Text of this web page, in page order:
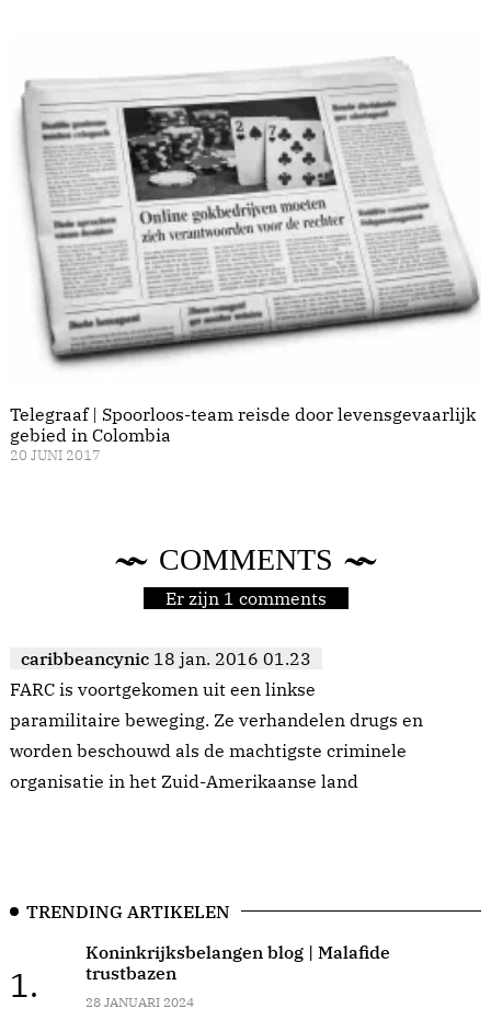
Telegraaf | Spoorloos-team reisde door levensgevaarlijk
gebied in Colombia
20 JUNI 2017
COMMENTS
Er zijn 1 comments
caribbeancynic 18 jan. 2016 01.23
FARC is voortgekomen uit een linkse
paramilitaire beweging. Ze verhandelen drugs en
worden beschouwd als de machtigste criminele
organisatie in het Zuid-Amerikaanse land
TRENDING ARTIKELEN
1.
Koninkrijksbelangen blog | Malafide
trustbazen
28 JANUARI 2024